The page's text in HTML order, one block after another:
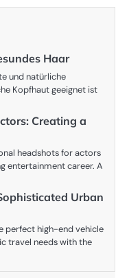
Haar
und natürliche
Kopfhaut geeignet ist
Creating a
headshots for actors
entertainment career. A
Urban
perfect high-end vehicle
travel needs with the